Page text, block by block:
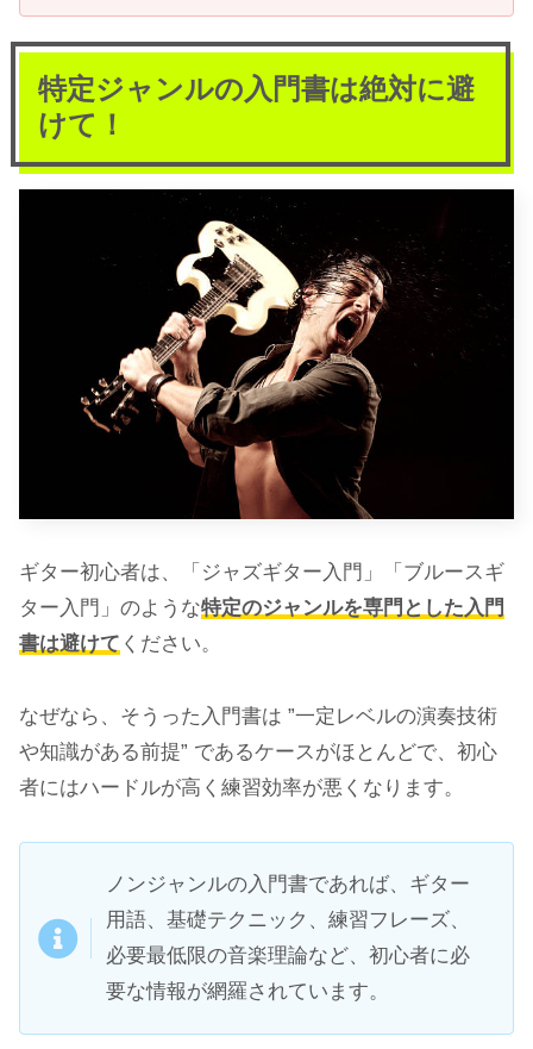
特定ジャンルの入門書は絶対に避
けて！
ギター初心者は、「ジャズギター入門」「ブルースギ
ター入門」のような特定のジャンルを専門とした入門
書は避けて ください。
なぜなら、そうった入門書は ”一定レベルの演奏技術
や知識がある前提” であるケースがほとんどで、初心
者にはハードルが高く練習効率が悪くなります。
ノンジャンルの入門書であれば、ギター
用語、基礎テクニック、練習フレーズ、
必要最低限の音楽理論など、初心者に必
要な情報が網羅されています。